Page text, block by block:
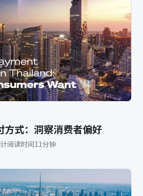
方式：洞察消费者偏好
阅读时间11分钟